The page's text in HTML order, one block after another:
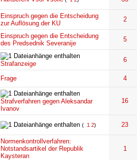
Einspruch gegen die Entscheidung
zur Auflösung der KU
2
Einspruch gegen die Entscheidung
des Predsednik Severanije
5
Strafanzeige
6
Frage 4
Strafverfahren gegen Aleksandar
Ivanov
16
( 1 2) 23
Normenkontrollverfahren:
Notstandsartikel der Republik
Kaysteran
1